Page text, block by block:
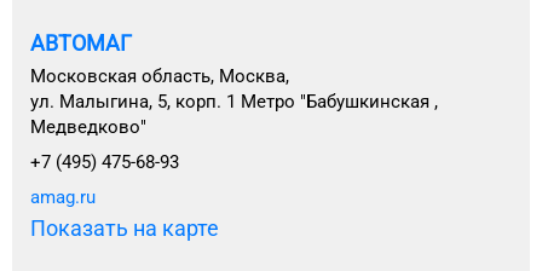
АВТОМАГ
Московская область, Москва,
ул. Малыгина, 5, корп. 1 Метро "Бабушкинская ,
Медведково"
+7 (495) 475-68-93
amag.ru
Показать на карте